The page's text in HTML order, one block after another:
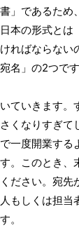
」であるため
本の形式とは
ればならない
名」の2つです
ていきます。
くなりすぎ
一度開業する
。このとき、
ださい。宛先
もしくは担当
。